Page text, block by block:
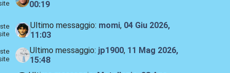
00:19
Ultimo messaggio: momi, 04 Giu 2026,
11:03
Ultimo messaggio: jp1900, 11 Mag 2026,
15:48